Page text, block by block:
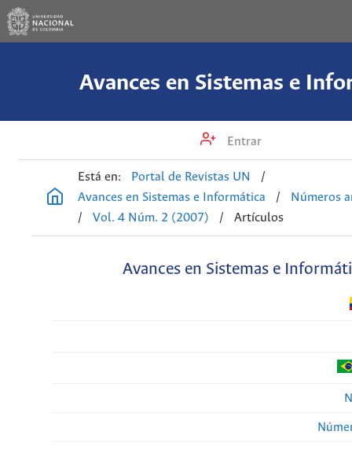
Avances en Sistemas e
Entrar
Está en: Portal de Revistas UN
/
Avances en Sistemas e Informática
/
Números
/
Vol. 4 Núm. 2 (2007) / Artículos
Avances en Sistemas e